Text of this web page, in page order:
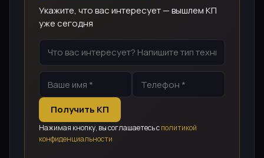
Укажите, что вас интересует — вышлем КП
уже сегодня
Получить КП
Нажимая кнопку, вы соглашаетесь сполитикой
конфиденциальности